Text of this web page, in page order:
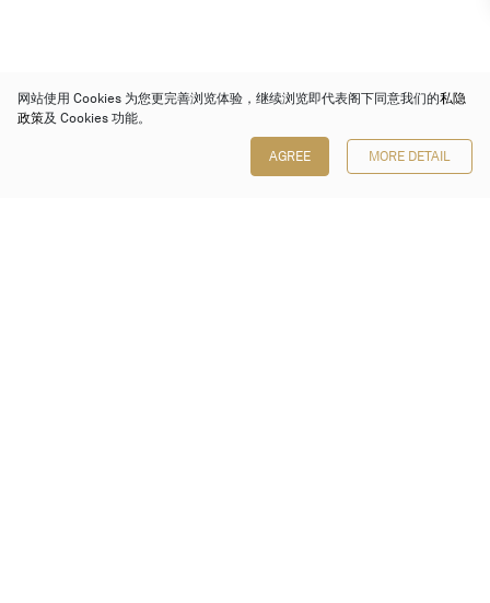
网站使用 Cookies 为您更完善浏览体验，继续浏览即代表阁下同意我们的私隐
政策及 Cookies 功能。
AGREE MORE DETAIL